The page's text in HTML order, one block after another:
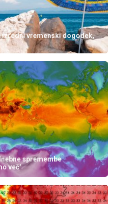
vremenski dogodek,
spremembe
več'